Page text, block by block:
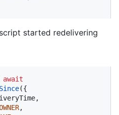
started redelivering
await
({
,